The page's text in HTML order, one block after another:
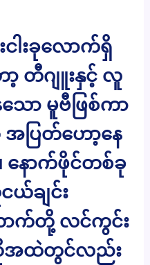
ါးခုလောက်ရှိ
တီဂျူးနှင့် လူ
ာ မူဗီဖြစ်ကာ
ပြတ်ဟော့နေ
ောက်ဖိုင်တစ်ခု
ချင်း
ာက်တို့ လင်ကွင်း
ထိုအထဲတွင်လည်း